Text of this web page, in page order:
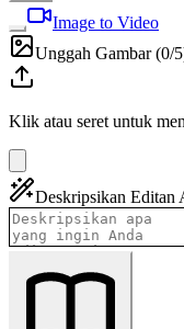
Image to Video
Unggah Gambar(0/
Klik atau seret untuk
Deskripsikan Editan